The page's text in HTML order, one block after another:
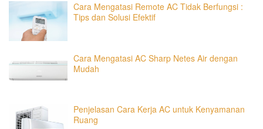
Cara Mengatasi Remote AC Tidak Berfungsi :
Tips dan Solusi Efektif
Cara Mengatasi AC Sharp Netes Air dengan
Mudah
Penjelasan Cara Kerja AC untuk Kenyamanan
Ruang